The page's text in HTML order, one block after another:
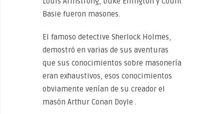
Basie fueron masones.
El famoso detective Sherlock Holmes,
demostró en varias de sus aventuras
que sus conocimientos sobre masonería
eran exhaustivos, esos conocimientos
obviamente venían de su creador el
masón Arthur Conan Doyle .